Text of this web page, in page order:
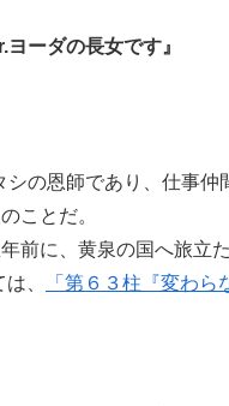
ヨーダの長女です』
シの恩師であり、仕事仲
ことだ。
前に、黄泉の国へ旅立た
、
「第６３柱『変わら